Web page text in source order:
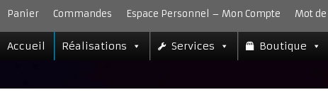
Aller
contenu
Panier Commandes Espace Personnel – Mon Compte Mot
Accueil Réalisations Services Boutique